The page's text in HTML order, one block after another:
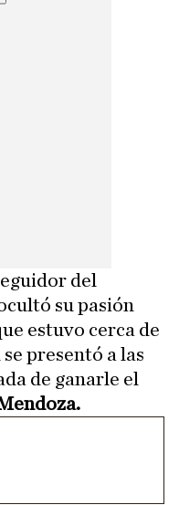
del
su pasión
estuvo cerca de
presentó a las
de ganarle el